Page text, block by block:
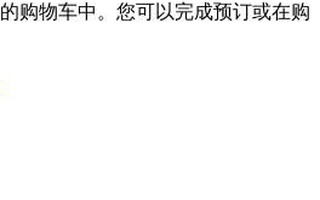
购物车中。您可以完成预订或在购